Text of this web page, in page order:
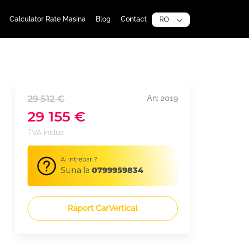
Calculator Rate Masina Blog Contact RO
29 512 €
29 155 €
TVA inclus
An: 2019
Ai intrebari?
Suna la 0799959834
Raport CarVertical